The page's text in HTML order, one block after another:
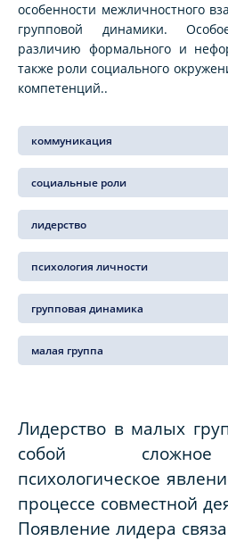
особенности межличностного
групповой динамики.
различию формального и
также роли социального
компетенций..
коммуникация
социальные роли
лидерство
психология личности
групповая динамика
малая группа
Лидерство в малых
собой сложное
психологическое
процессе совместной
Появление лидера